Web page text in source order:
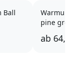
Ball
pine
ab